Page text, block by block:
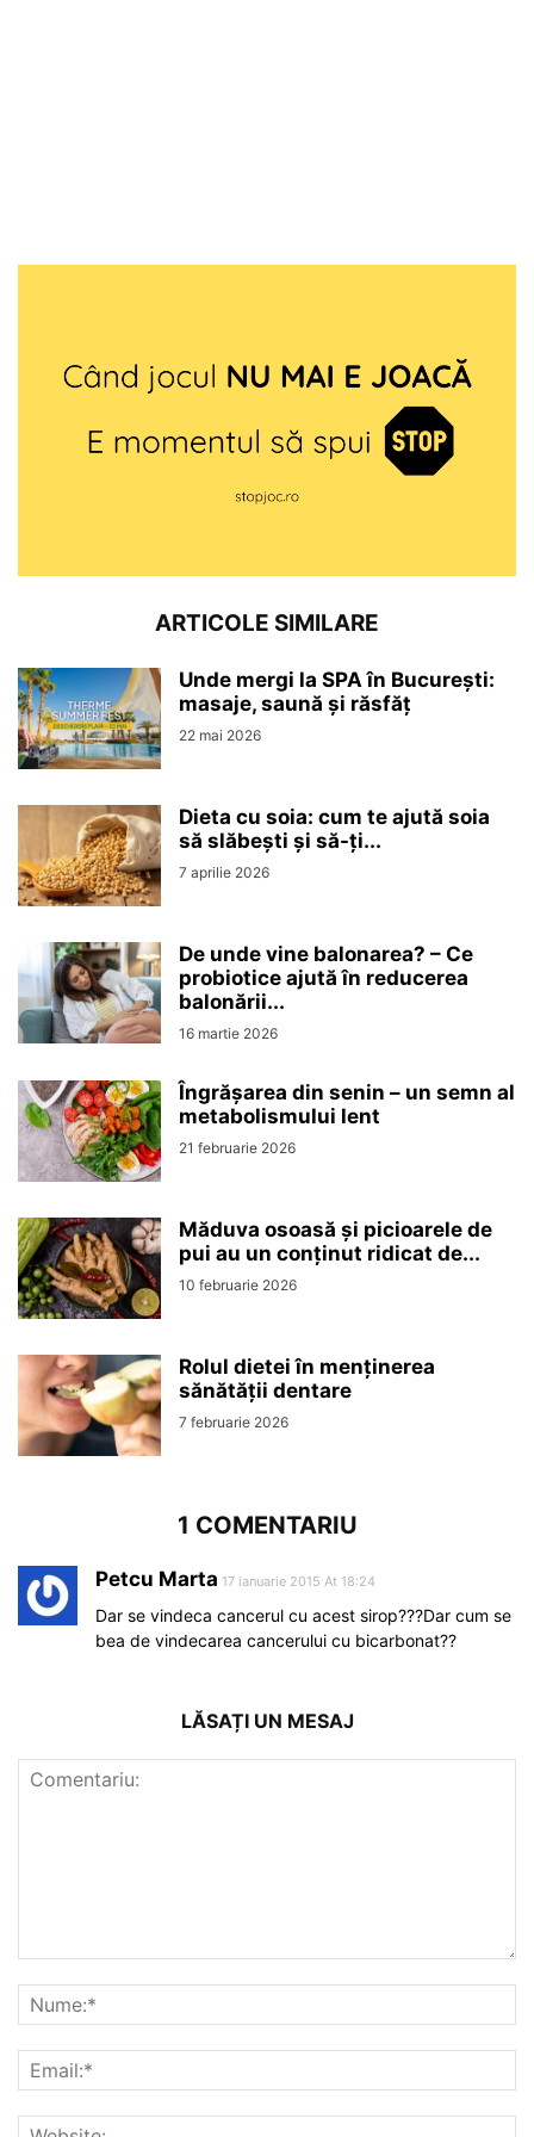
ARTICOLE SIMILARE
Unde mergi la SPA în București:
masaje, saună și răsfăț
22 mai 2026
Dieta cu soia: cum te ajută soia
să slăbești și să-ți...
7 aprilie 2026
De unde vine balonarea? – Ce
probiotice ajută în reducerea
balonării...
16 martie 2026
Îngrășarea din senin – un semn al
metabolismului lent
21 februarie 2026
Măduva osoasă și picioarele de
pui au un conținut ridicat de...
10 februarie 2026
Rolul dietei în menținerea
sănătății dentare
7 februarie 2026
1 COMENTARIU
Petcu Marta 17 ianuarie 2015 At 18:24
Dar se vindeca cancerul cu acest sirop???Dar cum se
bea de vindecarea cancerului cu bicarbonat??
LĂSAȚI UN MESAJ